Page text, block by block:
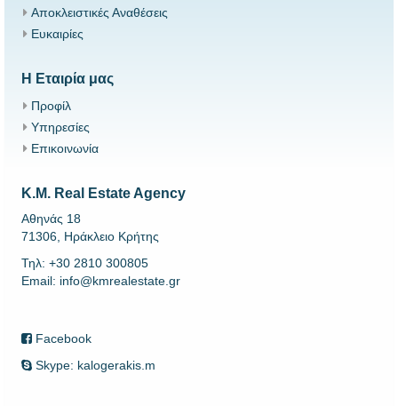
Αποκλειστικές Αναθέσεις
Ευκαιρίες
Η Εταιρία μας
Προφίλ
Υπηρεσίες
Επικοινωνία
K.M. Real Estate Agency
Αθηνάς 18
71306, Ηράκλειο Κρήτης
Τηλ: +30 2810 300805
Email: info@kmrealestate.gr
Facebook
Skype: kalogerakis.m